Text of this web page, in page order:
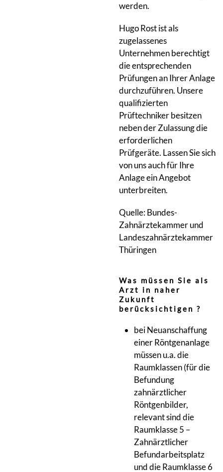
werden.
Hugo Rost ist als
zugelassenes
Unternehmen berechtigt
die entsprechenden
Prüfungen an Ihrer Anlage
durchzuführen. Unsere
qualifizierten
Prüftechniker besitzen
neben der Zulassung die
erforderlichen
Prüfgeräte. Lassen Sie sich
von uns auch für Ihre
Anlage ein Angebot
unterbreiten.
Quelle: Bundes-
Zahnärztekammer und
Landeszahnärztekammer
Thüringen
Was müssen Sie als
Arzt in naher
Zukunft
berücksichtigen ?
bei Neuanschaffung
einer Röntgenanlage
müssen u.a. die
Raumklassen (für die
Befundung
zahnärztlicher
Röntgenbilder,
relevant sind die
Raumklasse 5 –
Zahnärztlicher
Befundarbeitsplatz
und die Raumklasse 6